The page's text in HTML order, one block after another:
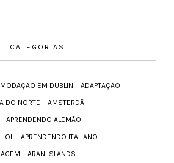
CATEGORIAS
EM DUBLIN
ADAPTAÇÃO
DO NORTE
AMSTERDÃ
APRENDENDO ALEMÃO
APRENDENDO ITALIANO
ARAN ISLANDS